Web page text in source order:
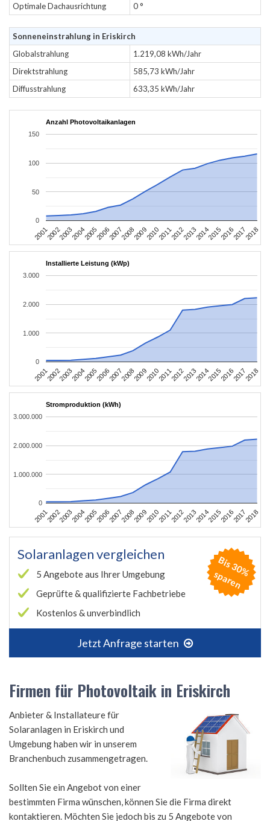
Optimale Dachausrichtung
0 °
Sonneneinstrahlung in Eriskirch
Globalstrahlung
1.219,08 kWh/Jahr
Direktstrahlung
585,73 kWh/Jahr
Diffusstrahlung
633,35 kWh/Jahr
Anzahl Photovoltaikanlagen
200120022003200420052006200720082009201020112012201320142015201620172018
0
50
100
150
Installierte Leistung (kWp)
200120022003200420052006200720082009201020112012201320142015201620172018
0
1.000
2.000
3.000
Stromproduktion (kWh)
200120022003200420052006200720082009201020112012201320142015201620172018
0
1.000.000
2.000.000
3.000.000
Solaranlagen vergleichen
5 Angebote aus Ihrer Umgebung
Geprüfte & qualifizierte Fachbetriebe
Kostenlos & unverbindlich
Jetzt Anfrage starten
B
is
3
0
%
s
p
a
r
e
n
Firmen für Photovoltaik in Eriskirch
Anbieter & Installateure für
Solaranlagen in Eriskirch und
Umgebung haben wir in unserem
Branchenbuch zusammengetragen.
Sollten Sie ein Angebot von einer
bestimmten Firma wünschen, können Sie die Firma direkt
kontaktieren. Möchten Sie jedoch bis zu 5 Angebote von